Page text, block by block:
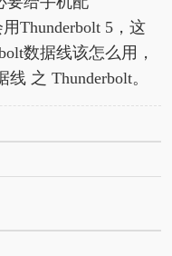
Thunderbolt 5，这
数据线该怎么用，
之 Thunderbolt。